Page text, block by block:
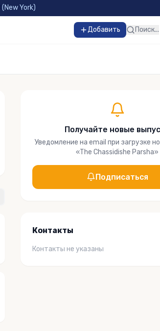
(New York)
Добавить Поиск...
Получайте новые
Уведомление на email при загрузке
«The Chassidishe Parsha»
Подписаться
Контакты
Контакты не указаны